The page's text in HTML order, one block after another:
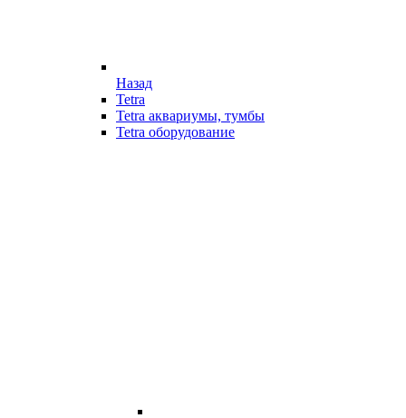
Назад
Tetra
Tetra аквариумы, тумбы
Tetra оборудование